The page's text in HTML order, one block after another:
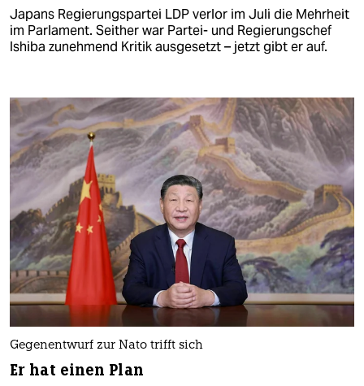
Japans Regierungspartei LDP verlor im Juli die Mehrheit
im Parlament. Seither war Partei- und Regierungschef
Ishiba zunehmend Kritik ausgesetzt – jetzt gibt er auf.
Gegenentwurf zur Nato trifft sich
Er hat einen Plan